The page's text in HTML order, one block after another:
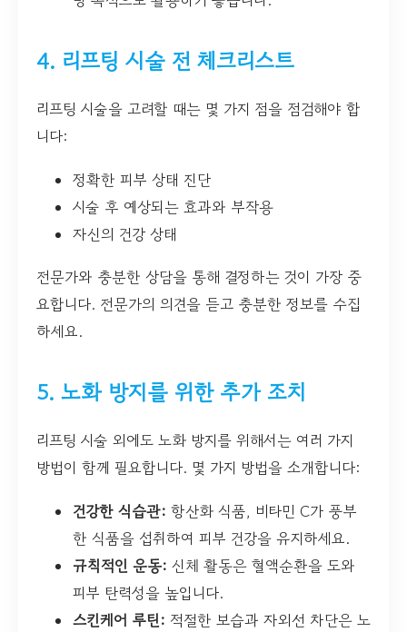
4. 리프팅 시술 전 체크리스트
리프팅 시술을 고려할 때는 몇 가지 점을 점검해야 합
니다:
정확한 피부 상태 진단
시술 후 예상되는 효과와 부작용
자신의 건강 상태
전문가와 충분한 상담을 통해 결정하는 것이 가장 중
요합니다. 전문가의 의견을 듣고 충분한 정보를 수집
하세요.
5. 노화 방지를 위한 추가 조치
리프팅 시술 외에도 노화 방지를 위해서는 여러 가지
방법이 함께 필요합니다. 몇 가지 방법을 소개합니다:
건강한 식습관: 항산화 식품, 비타민 C가 풍부
한 식품을 섭취하여 피부 건강을 유지하세요.
규칙적인 운동: 신체 활동은 혈액순환을 도와
피부 탄력성을 높입니다.
스킨케어 루틴: 적절한 보습과 자외선 차단은 노